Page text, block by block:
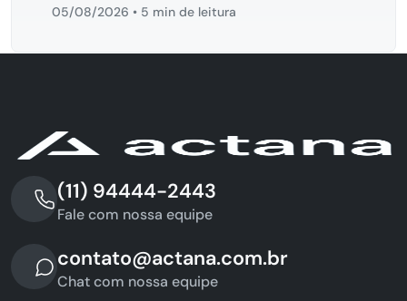
05/08/2026 • 5 min de leitura
(11) 94444-2443
Fale com nossa equipe
contato@actana.com.br
Chat com nossa equipe